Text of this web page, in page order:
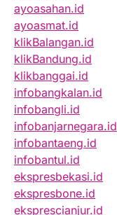
ayoasahan.id
ayoasmat.id
klikBalangan.id
klikBandung.id
klikbanggai.id
infobangkalan.id
infobangli.id
infobanjarnegara.id
infobantaeng.id
infobantul.id
ekspresbekasi.id
ekspresbone.id
eksprescianjur.id